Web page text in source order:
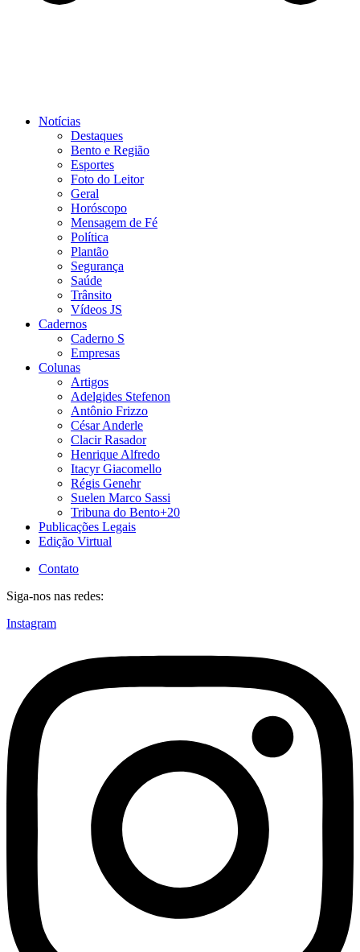
Notícias
Destaques
Bento e Região
Esportes
Foto do Leitor
Geral
Horóscopo
Mensagem de Fé
Política
Plantão
Segurança
Saúde
Trânsito
Vídeos JS
Cadernos
Caderno S
Empresas
Colunas
Artigos
Adelgides Stefenon
Antônio Frizzo
César Anderle
Clacir Rasador
Henrique Alfredo
Itacyr Giacomello
Régis Genehr
Suelen Marco Sassi
Tribuna do Bento+20
Publicações Legais
Edição Virtual
Contato
Siga-nos nas redes:
Instagram